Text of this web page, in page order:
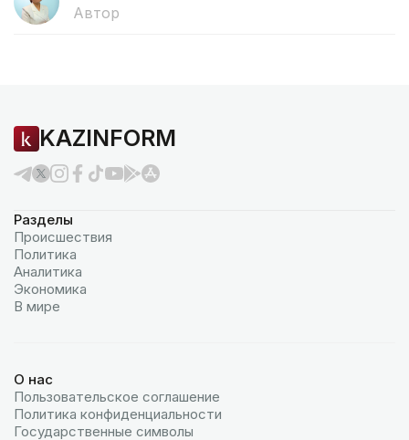
Автор
KAZINFORM
Разделы
Происшествия
Политика
Аналитика
Экономика
В мире
О нас
Пользовательское соглашение
Политика конфиденциальности
Государственные символы